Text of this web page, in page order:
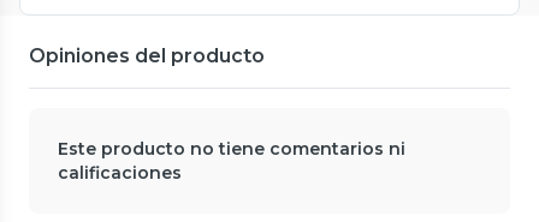
Opiniones del producto
Este producto no tiene comentarios ni
calificaciones